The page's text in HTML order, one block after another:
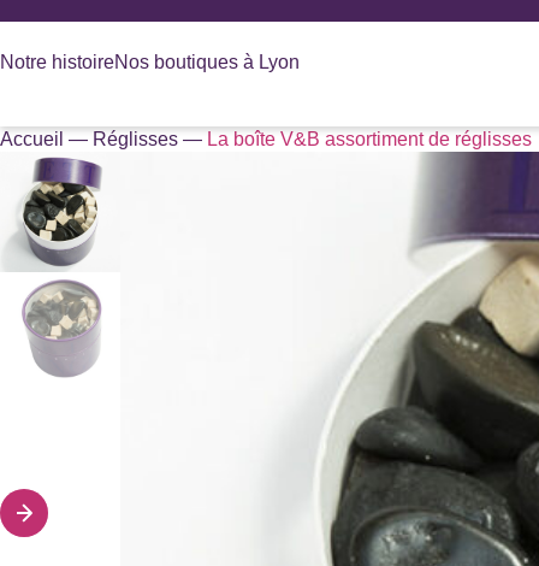
Notre histoireNos boutiques à Lyon
Accueil — Réglisses — La boîte V&B assortiment de réglisses